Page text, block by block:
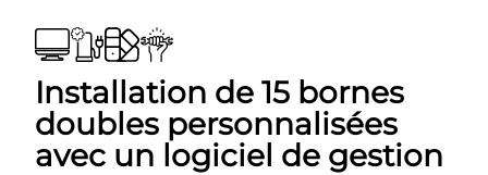
Installation de 15 bornes
doubles personnalisées
avec un logiciel de gestion